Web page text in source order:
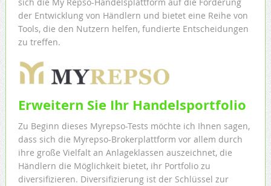
der Entwicklung von Händlern und bietet eine Reihe von
Tools, die den Nutzern helfen, fundierte Entscheidungen
zu treffen.
Erweitern Sie Ihr Handelsportfolio
Zu Beginn dieses Myrepso-Tests möchte ich Ihnen sagen,
dass sich die Myrepso-Brokerplattform vor allem durch
ihre große Vielfalt an Anlageklassen auszeichnet, die
Händlern die Möglichkeit bietet, ihr Portfolio zu
diversifizieren. Diversifizierung ist der Schlüssel zur